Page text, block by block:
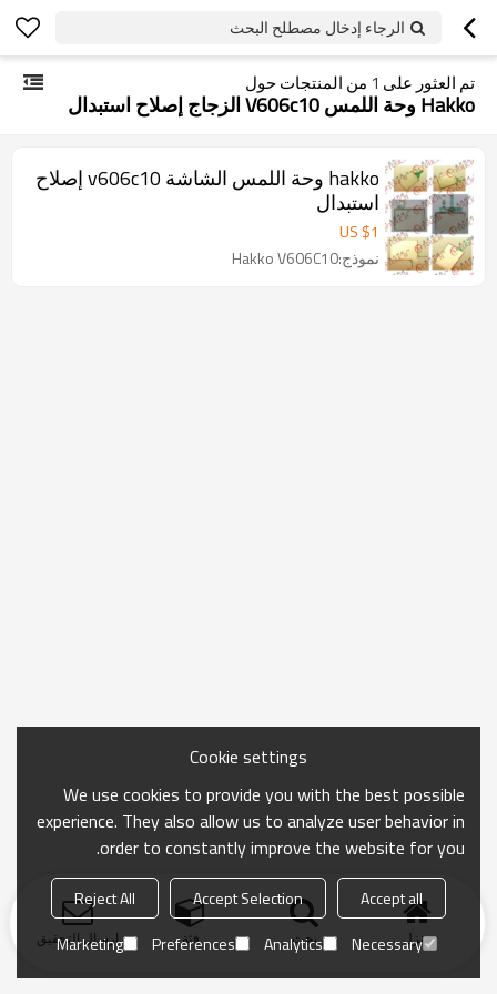
الرجاء إدخال مصطلح البحث
تم العثور على 1 من المنتجات حول
Hakko وحة اللمس V606c10 الزجاج إصلاح استبدال
hakko وحة اللمس الشاشة v606c10 إصلاح
استبدال
US $1
نموذج:Hakko V606C10
منزل بحث فئة ارسال التحقيق
Cookie settings
We use cookies to provide you with the best possible
experience. They also allow us to analyze user behavior in
order to constantly improve the website for you.
Accept all
Accept Selection
Reject All
Necessary
Analytics
Preferences
Marketing